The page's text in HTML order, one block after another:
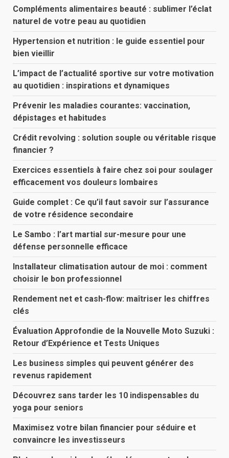
Compléments alimentaires beauté : sublimer l’éclat
naturel de votre peau au quotidien
Hypertension et nutrition : le guide essentiel pour
bien vieillir
L’impact de l’actualité sportive sur votre motivation
au quotidien : inspirations et dynamiques
Prévenir les maladies courantes: vaccination,
dépistages et habitudes
Crédit revolving : solution souple ou véritable risque
financier ?
Exercices essentiels à faire chez soi pour soulager
efficacement vos douleurs lombaires
Guide complet : Ce qu’il faut savoir sur l’assurance
de votre résidence secondaire
Le Sambo : l’art martial sur-mesure pour une
défense personnelle efficace
Installateur climatisation autour de moi : comment
choisir le bon professionnel
Rendement net et cash-flow: maîtriser les chiffres
clés
Évaluation Approfondie de la Nouvelle Moto Suzuki :
Retour d’Expérience et Tests Uniques
Les business simples qui peuvent générer des
revenus rapidement
Découvrez sans tarder les 10 indispensables du
yoga pour seniors
Maximisez votre bilan financier pour séduire et
convaincre les investisseurs